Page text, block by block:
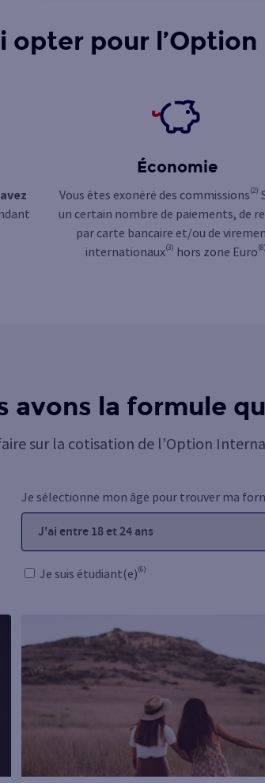
opter pour
Économie
Vous êtes exonéré des commissions(2)
un certain nombre de paiements, de
par carte bancaire et/ou de
internationaux(3) hors zone Euro(8)
avons la formule
sur la cotisation de l’Option
Je sélectionne mon âge pour trouver ma
Je suis étudiant(e)(6)